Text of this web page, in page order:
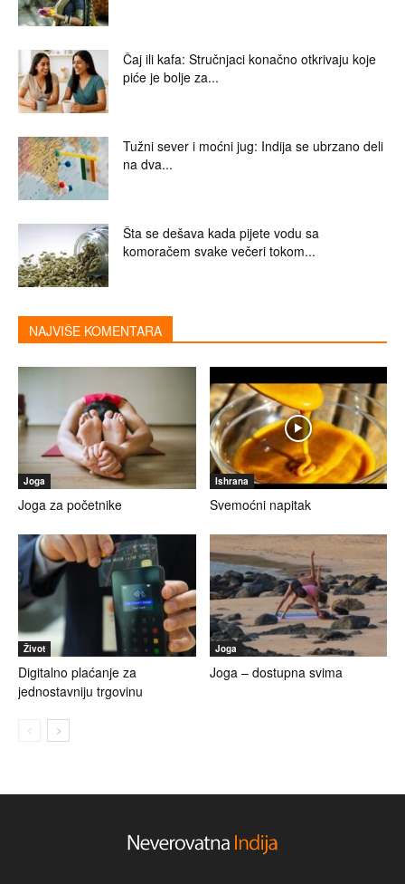
Čaj ili kafa: Stručnjaci konačno otkrivaju koje
piće je bolje za...
Tužni sever i moćni jug: Indija se ubrzano deli
na dva...
Šta se dešava kada pijete vodu sa
komoračem svake večeri tokom...
NAJVIŠE KOMENTARA
Joga
Joga za početnike
Ishrana
Svemoćni napitak
Život
Digitalno plaćanje za
jednostavniju trgovinu
Joga
Joga – dostupna svima